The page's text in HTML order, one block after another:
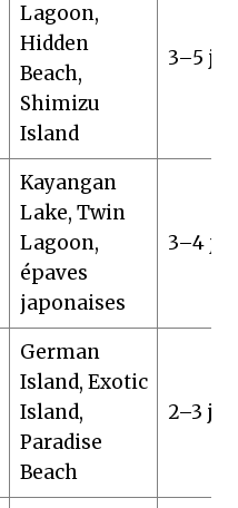
Lagoon,
Hidden
Beach,
Shimizu
Island
3–5
Kayangan
Lake, Twin
Lagoon,
épaves
japonaises
3–4
German
Island, Exotic
Island,
Paradise
Beach
2–3